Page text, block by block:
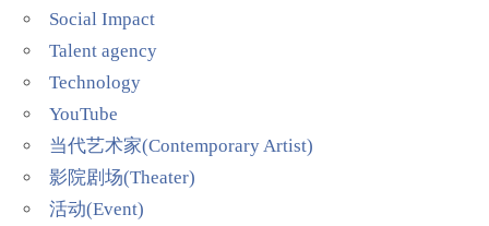
Social Impact
Talent agency
Technology
YouTube
当代艺术家(Contemporary Artist)
影院剧场(Theater)
活动(Event)